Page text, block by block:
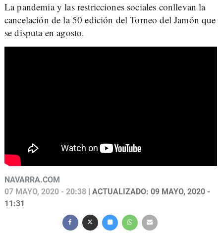
La pandemia y las restricciones sociales conllevan la
cancelación de la 50 edición del Torneo del Jamón que
se disputa en agosto.
NAVARRA.COM
07 MAYO, 2020 - 20:38 | ACTUALIZADO: 09 MAYO, 2020 -
11:31